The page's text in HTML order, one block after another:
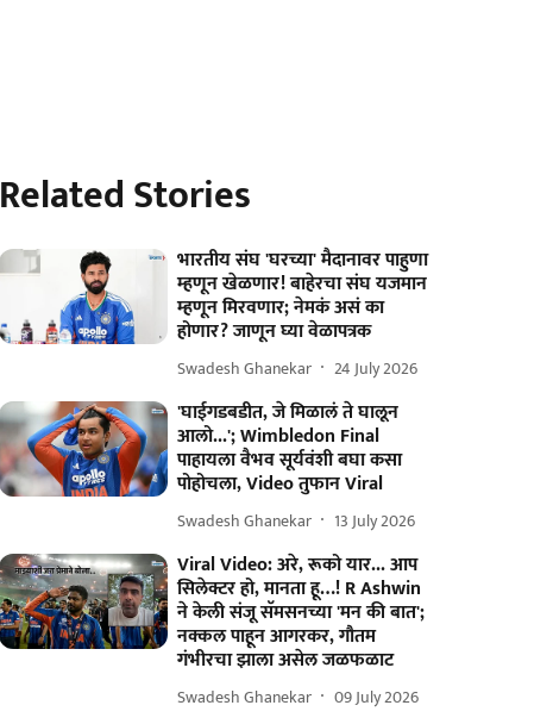
Related Stories
भारतीय संघ 'घरच्या' मैदानावर पाहुणा
म्हणून खेळणार! बाहेरचा संघ यजमान
म्हणून मिरवणार; नेमकं असं का
होणार? जाणून घ्या वेळापत्रक
Swadesh Ghanekar 24 July 2026
'घाईगडबडीत, जे मिळालं ते घालून
आलो...'; Wimbledon Final
पाहायला वैभव सूर्यवंशी बघा कसा
पोहोचला, Video तुफान Viral
Swadesh Ghanekar 13 July 2026
Viral Video: अरे, रूको यार... आप
सिलेक्टर हो, मानता हू…! R Ashwin
ने केली संजू सॅमसनच्या 'मन की बात';
नक्कल पाहून आगरकर, गौतम
गंभीरचा झाला असेल जळफळाट
Swadesh Ghanekar 09 July 2026